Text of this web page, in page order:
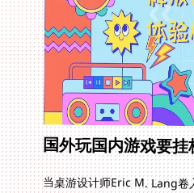
国外玩国内游戏要
当桌游设计师Eric M. Lang卷
家却在更基础的战场挣扎。